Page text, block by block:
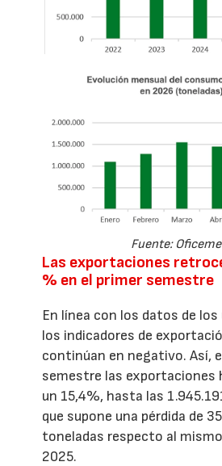
Fuente:
Las exportaciones
% en el primer semestre
En línea con los datos de
los indicadores de
continúan en negativo. Así,
semestre las exportaciones
un 15,4%, hasta las
que supone una pérdida de
toneladas respecto al
2025.